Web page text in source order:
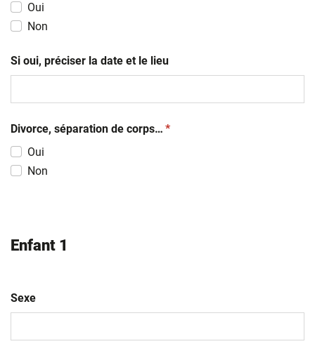
Oui
Non
Si oui, préciser la date et le lieu
Divorce, séparation de corps… (obligatoire)
*
Oui
Non
Enfant 1
Sexe